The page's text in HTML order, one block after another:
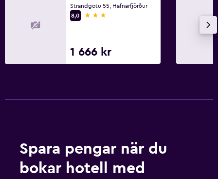
Strandgotu 55, Hafnarfjörður
8,0
3 stjärnor
1 666 kr
Spara pengar när du
bokar hotell med